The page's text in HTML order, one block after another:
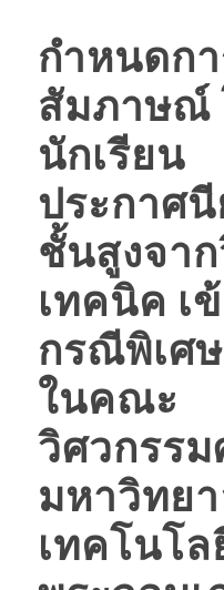
กำหนดก
สัมภาษณ์
นักเรียน
ประกาศ
ชั้นสูงจา
เทคนิค เ
กรณีพิเศ
ในคณะ
วิศวกรร
มหาวิทย
เทคโนโล